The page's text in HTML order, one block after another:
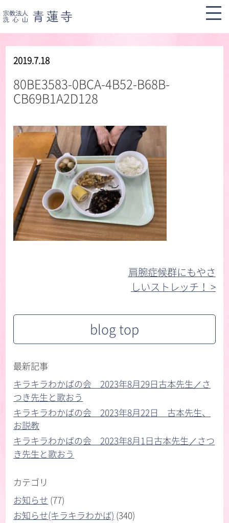
2019.7.18
80BE3583-0BCA-4B52-B68B-
CB69B1A2D128
肩腕症候群にもやさ
しいストレッチ！ >︎
blog top
最新記事
キラキラわかばの会 2023年8月29日古本先生／さ
つき先生と歌おう
キラキラわかばの会 2023年8月22日 古本先生、
お説教
キラキラわかばの会 2023年8月1日古本先生／さつ
き先生と歌おう
カテゴリ
お知らせ (77)
お知らせ(キラキラわかば) (340)